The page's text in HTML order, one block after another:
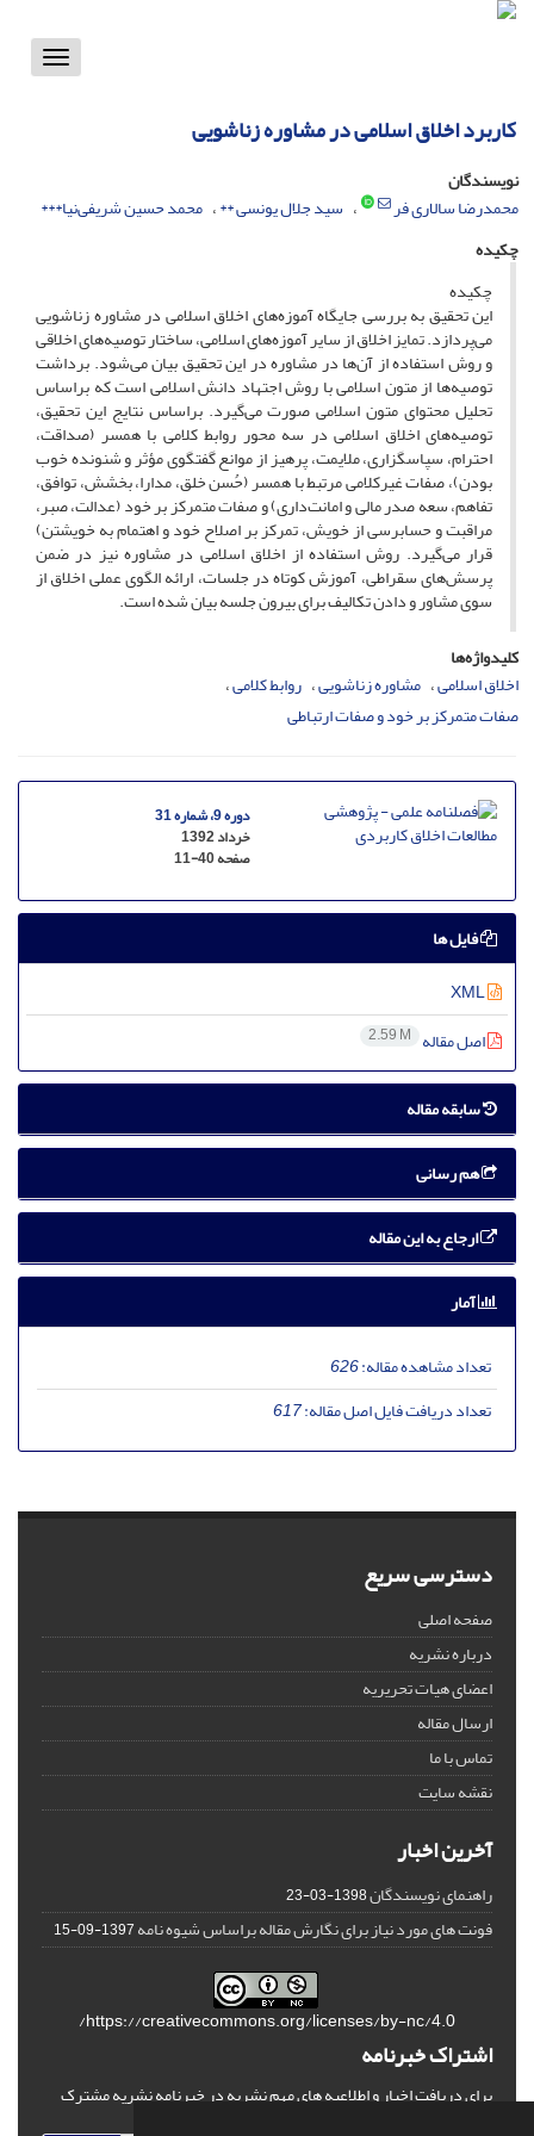
Toggle
کاربرد اخلاق اسلامی در مشاوره زناشویی
نویسندگان
محمدرضا سالاری فر
سید جلال یونسی ** محمد حسین شریفی‌نیا***
چکیده
چکیده
این تحقیق به بررسی جایگاه آموزه‌های اخلاق اسلامی در مشاوره زناشویی
می‌پردازد. تمایز اخلاق از سایر آموزه‌های اسلامی، ساختار توصیه‌های اخلاقی
و روش استفاده از آن‌ها در مشاوره در این تحقیق بیان می‌شود. برداشت
توصیه‌ها از متون اسلامی با روش اجتهاد دانش اسلامی است که براساس
تحلیل محتوای متون اسلامی صورت می‌گیرد. براساس نتایج این تحقیق،
توصیه‌های اخلاق اسلامی در سه محور روابط کلامی با همسر (صداقت،
احترام، سپاسگزاری، ملایمت، پرهیز از موانع گفتگوی مؤثر و شنونده خوب
بودن)، صفات غیرکلامی مرتبط با همسر (حُسن خلق، مدارا، بخشش، توافق،
تفاهم، سعه صدر مالی و امانت‌داری) و صفات متمرکز بر خود (عدالت، صبر،
مراقبت و حسابرسی از خویش، تمرکز بر اصلاح خود و اهتمام به خویشتن)
قرار می‌گیرد. روش استفاده از اخلاق اسلامی در مشاوره نیز در ضمن
پرسش‌های سقراطی، آموزش کوتاه در جلسات، ارائه الگوی عملی اخلاق از
سوی مشاور و دادن تکالیف برای بیرون جلسه بیان شده است.
کلیدواژه‌ها
اخلاق اسلامی مشاوره زناشویی روابط کلامی
صفات متمرکز بر خود و صفات ارتباطی
دوره 9، شماره 31
خرداد 1392
صفحه11-40
فایل ها
اصل مقاله 2.59 M
سابقه مقاله
هم رسانی
ارجاع به این مقاله
آمار
تعداد مشاهده مقاله:626
تعداد دریافت فایل اصل مقاله:617
دسترسی سریع
صفحه اصلی
درباره نشریه
اعضای هیات تحریریه
ارسال مقاله
تماس با ما
نقشه سایت
آخرین اخبار
راهنمای نویسندگان1398-03-23
فونت های مورد نیاز برای نگارش مقاله براساس شیوه نامه1397-09-15
https://creativecommons.org/licenses/by-nc/4.0/
اشتراک خبرنامه
برای دریافت اخبار و اطلاعیه های مهم نشریه در خبرنامه نشریه مشترک